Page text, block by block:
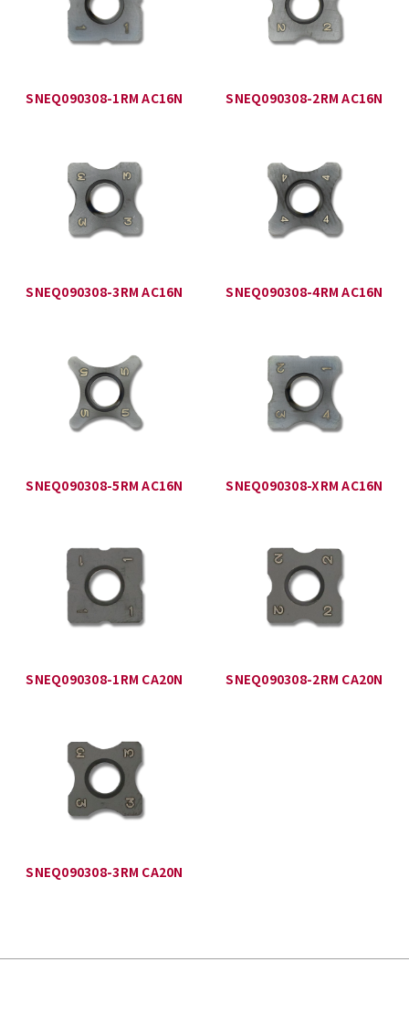
SNEQ090308-1RM AC16N SNEQ090308-2RM AC16N
SNEQ090308-3RM AC16N SNEQ090308-4RM AC16N
SNEQ090308-5RM AC16N SNEQ090308-XRM AC16N
SNEQ090308-1RM CA20N SNEQ090308-2RM CA20N
SNEQ090308-3RM CA20N